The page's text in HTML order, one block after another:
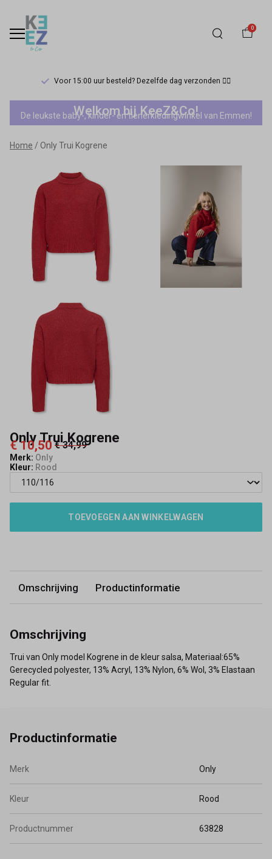
0
Voor 15:00 uur besteld? Dezelfde dag verzonden 🏃‍♀️
Only
Trui
Kogrene
Keez&Co
Welkom bij KeeZ&Co!
De leukste baby-, kinder- en tienerkledingwinkel van Emmen!
Home Only Trui Kogrene
Only Trui Kogrene
€ 10,50 € 34,99
Merk: Only
Kleur: Rood
TOEVOEGEN AAN WINKELWAGEN
Omschrijving Productinformatie
Omschrijving
Trui van Only model Kogrene in de kleur salsa, Materiaal:65%
Gerecycled polyester, 13% Acryl, 13% Nylon, 6% Wol, 3% Elastaan
Regular fit.
Productinformatie
Merk Only
Kleur Rood
Productnummer 63828